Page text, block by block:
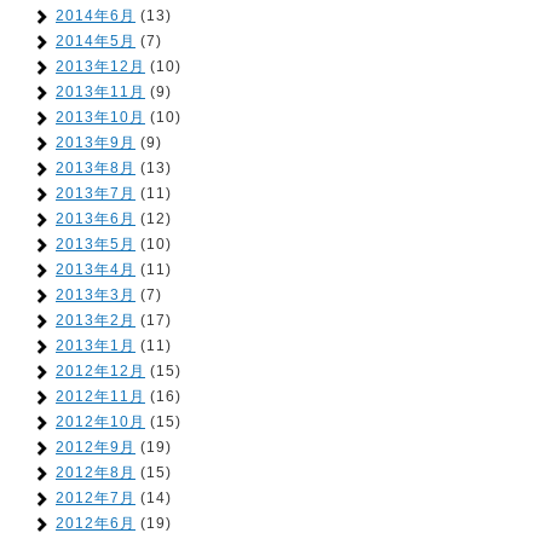
2014年6月 (13)
2014年5月 (7)
2013年12月 (10)
2013年11月 (9)
2013年10月 (10)
2013年9月 (9)
2013年8月 (13)
2013年7月 (11)
2013年6月 (12)
2013年5月 (10)
2013年4月 (11)
2013年3月 (7)
2013年2月 (17)
2013年1月 (11)
2012年12月 (15)
2012年11月 (16)
2012年10月 (15)
2012年9月 (19)
2012年8月 (15)
2012年7月 (14)
2012年6月 (19)